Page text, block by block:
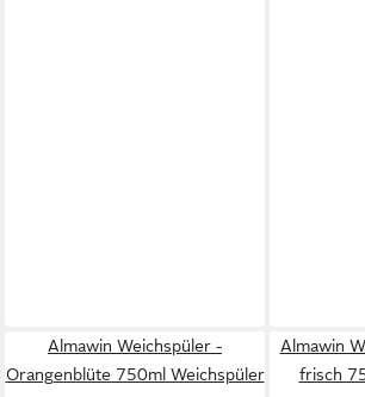
Almawin Weichspüler -
Orangenblüte 750ml Weichspüler
Almawin
frisch